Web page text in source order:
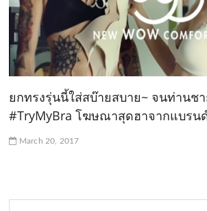
ยกทรงรุ่นนี้ใส่สบ๊ายสบาย~ จนท่านช
#TryMyBra โฆษณาสุดฮาจากแบรน
March 20, 2017